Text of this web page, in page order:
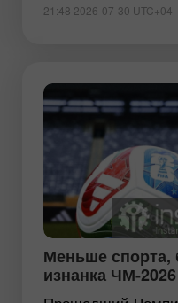
21:48 2026-07-30 UTC+04
Меньше спорта,
изнанка ЧМ-2026